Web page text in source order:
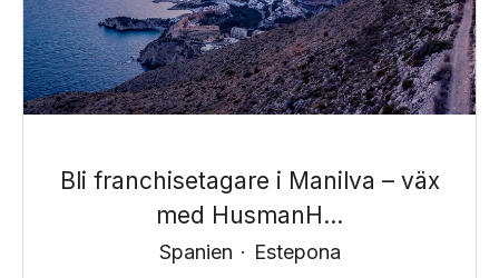
Bli franchisetagare i Manilva – väx
med HusmanH...
Spanien · Estepona